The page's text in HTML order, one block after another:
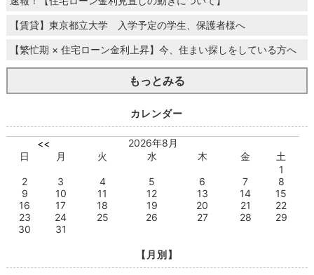
【賃貸】東京都立大学 入学予定の学生、保護者様へ
【繁忙期 × 住宅ローン金利上昇】今、住まい探しをしている方へ
もっとみる
カレンダー
<<
2026年8月
日
月 火 水 木 金
土
1
2
3 4 5 6 7
8
9
10 11 12 13 14
15
16
17 18 19 20 21
22
23
24 25 26 27 28
29
30
31
【月別】